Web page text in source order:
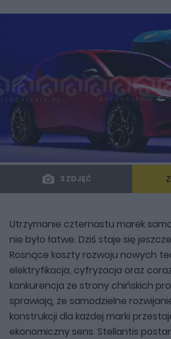
3 ZDJĘĆ
Utrzymanie czternastu marek
nie było łatwe. Dziś staje się
Rosnące koszty rozwoju nowych
elektryfikacja, cyfryzacja oraz
konkurencja ze strony chińskich
sprawiają, że samodzielne
konstrukcji dla każdej marki
ekonomiczny sens. Stellantis